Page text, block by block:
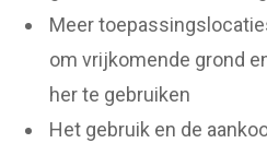
Meer
om vrijkomende grond
her te gebruiken
Het gebruik en de